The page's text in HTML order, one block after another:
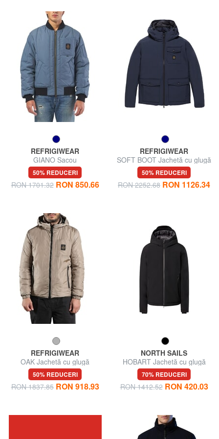
REFRIGIWEAR
GIANO Sacou
50% REDUCERI
RON 1701.32 RON 850.66
REFRIGIWEAR
SOFT BOOT Jachetă cu glugă
50% REDUCERI
RON 2252.68 RON 1126.34
REFRIGIWEAR
OAK Jachetă cu glugă
50% REDUCERI
RON 1837.85 RON 918.93
NORTH SAILS
HOBART Jachetă cu glugă
70% REDUCERI
RON 1412.52 RON 420.03